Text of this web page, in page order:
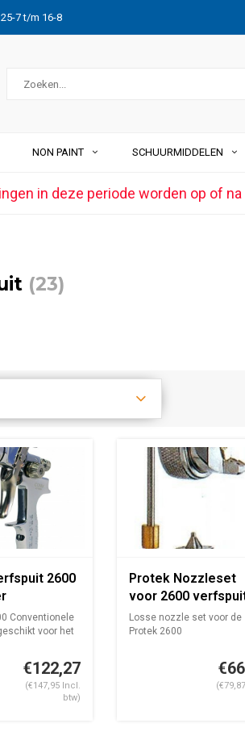
25-7 t/m 16-8
NON PAINT SCHUURMIDDELEN
in deze periode worden op of
(23)
2600
Conventionele
voor het
€122,27
(€147,95 Incl.
btw)
Protek Nozzleset
voor 2600
Losse nozzle set voor de
Protek 2600